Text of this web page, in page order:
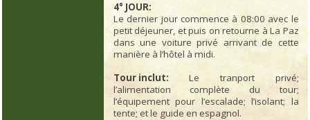
4° JOUR:
Le dernier jour commence à 08:00 avec le
petit déjeuner, et puis on retourne à La Paz
dans une voiture privé arrivant de cette
manière à l’hôtel à midi.
Tour inclut: Le tranport privé;
l’alimentation complète du tour;
l’équipement pour l’escalade; l’isolant; la
tente; et le guide en espagnol.